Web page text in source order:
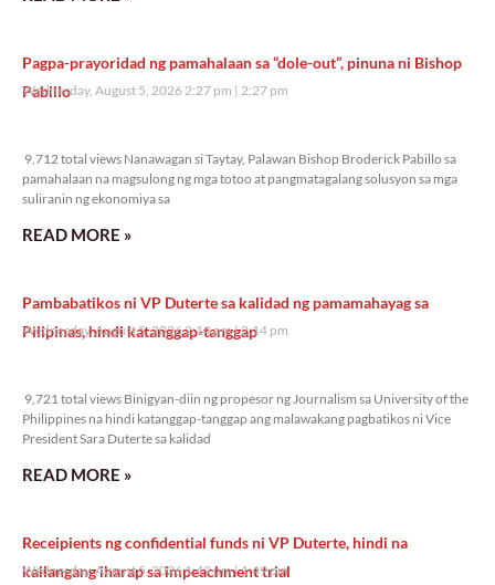
Pagpa-prayoridad ng pamahalaan sa “dole-out”, pinuna ni Bishop
Pabillo
Wednesday, August 5, 2026 2:27 pm 2:27 pm
9,712 total views Nanawagan si Taytay, Palawan Bishop Broderick Pabillo sa
pamahalaan na magsulong ng mga totoo at pangmatagalang solusyon sa mga
suliranin ng ekonomiya sa
READ MORE »
Pambabatikos ni VP Duterte sa kalidad ng pamamahayag sa
Pilipinas, hindi katanggap-tanggap
Wednesday, August 5, 2026 2:14 pm 2:14 pm
9,721 total views Binigyan-diin ng propesor ng Journalism sa University of the
Philippines na hindi katanggap-tanggap ang malawakang pagbatikos ni Vice
President Sara Duterte sa kalidad
READ MORE »
Receipients ng confidential funds ni VP Duterte, hindi na
kailangang iharap sa impeachment trial
Wednesday, August 5, 2026 1:49 pm 1:49 pm